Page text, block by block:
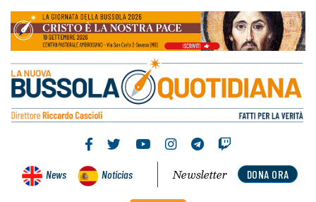
News Noticias DONA ORA
Newsletter